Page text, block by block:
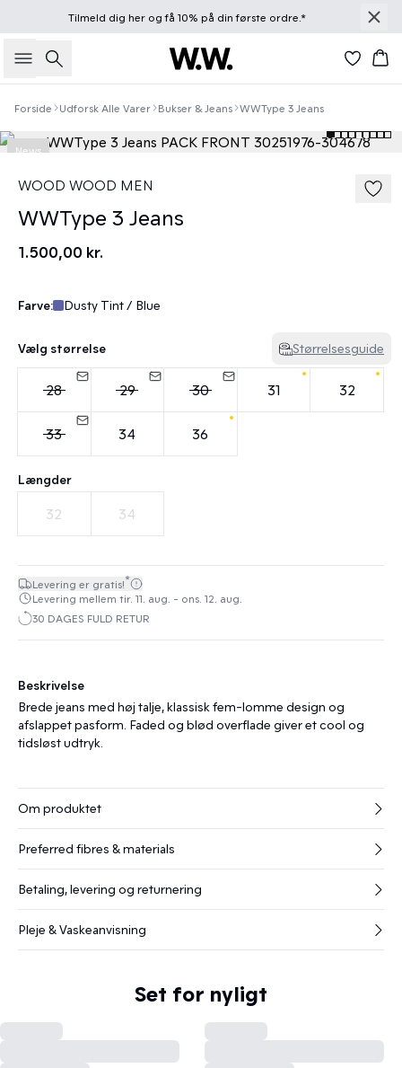
Tilmeld dig herog få 10% på din første ordre.*
Søg
Forside Udforsk Alle Varer Bukser & Jeans WWType 3 Jeans
News
WOOD WOOD MEN
WWType 3 Jeans
1.500,00 kr.
Farve: Dusty Tint / Blue
Vælg størrelse Størrelsesguide
28 29 30 31 32
33 34 36
Længder
32 34
Levering er gratis!*
Levering mellem tir. 11. aug. - ons. 12. aug.
30 DAGES FULD RETUR
Beskrivelse
Brede jeans med høj talje, klassisk fem-lomme design og
afslappet pasform. Faded og blød overflade giver et cool og
tidsløst udtryk.
Om produktet
Preferred fibres & materials
Betaling, levering og returnering
Pleje & Vaskeanvisning
Set for nyligt